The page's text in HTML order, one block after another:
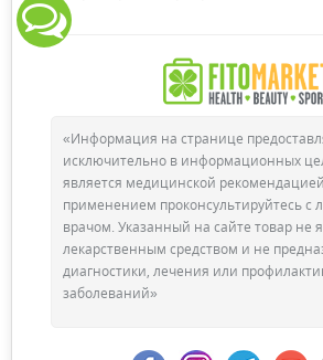
«Информация на странице
исключительно в информационных
является медицинской
применением проконсультируйтесь с
врачом. Указанный на сайте товар не
лекарственным средством и не
диагностики, лечения или
заболеваний»